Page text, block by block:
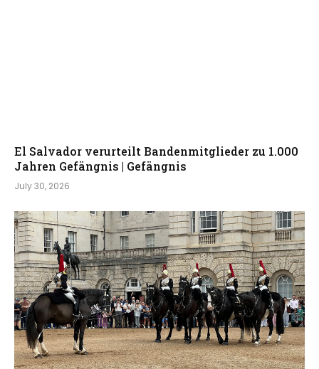
El Salvador verurteilt Bandenmitglieder zu 1.000
Jahren Gefängnis | Gefängnis
July 30, 2026